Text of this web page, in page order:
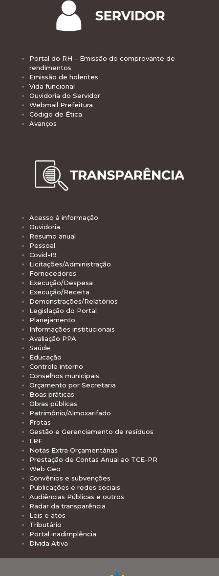
Portal do RH – Emissão do comprovante de
rendimentos
Emissão de holerites
Vida funcional
Ouvidoria do Servidor
Webmail Prefeitura
Código de Ética
Avanços
Acesso à informação
Ouvidoria
Resumo anual
Pessoal
Covid-19
Licitações/Administração
Fornecedores
Execução/Despesa
Execução/Receita
Demonstrações/Relatórios
Legislação do Portal
Planejamento
Informações institucionais
Avaliação PPA
Saúde
Educação
Controle interno
Conselhos municipais
Orçamento por Secretaria
Boas práticas
Obras públicas
Patrimônio/Almoxarifado
Frotas
Gestão e Gerenciamento de resíduos
LRF
Notas Extra Orçamentárias
Prestação de Contas Anual ao TCE-PR
Web Geo
Convênios e subvenções
Publicações e redes sociais
Audiências Públicas e outros
Radar da transparência
Leis e atos
Tributário
Portal inadimplência
Dívida Ativa